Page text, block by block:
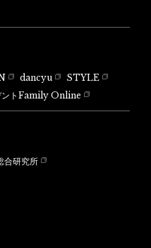
dancyu
STYLE
ントFamily Online
研究所